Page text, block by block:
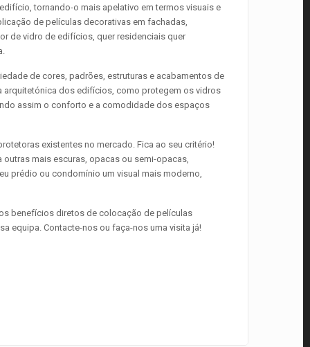
tornando-o mais apelativo em termos visuais e
de películas decorativas em fachadas,
de vidro de edifícios, quer residenciais quer
de cores, padrões, estruturas e acabamentos de
arquitetónica dos edifícios, como protegem os vidros
assim o conforto e a comodidade dos espaços
existentes no mercado. Fica ao seu critério!
mais escuras, opacas ou semi-opacas,
prédio ou condomínio um visual mais moderno,
benefícios diretos de colocação de películas
equipa. Contacte-nos ou faça-nos uma visita já!